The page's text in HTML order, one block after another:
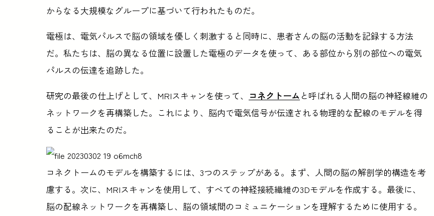
からなる大規模なグループに基づいて行われたものだ。
電極は、電気パルスで脳の領域を優しく刺激すると同時に、患者さんの脳の活動を記録する方法
だ。私たちは、脳の異なる位置に設置した電極のデータを使って、ある部位から別の部位への電気
パルスの伝達を追跡した。
研究の最後の仕上げとして、MRIスキャンを使って、 コネクトーム と呼ばれる人間の脳の神経線維の
ネットワークを再構築した。これにより、脳内で電気信号が伝達される物理的な配線のモデルを得
ることが出来たのだ。
コネクトームのモデルを構築するには、3つのステップがある。まず、人間の脳の解剖学的構造を考
慮する。次に、MRIスキャンを使用して、すべての神経接続繊維の3Dモデルを作成する。最後に、
脳の配線ネットワークを再構築し、脳の領域間のコミュニケーションを理解するために使用する。